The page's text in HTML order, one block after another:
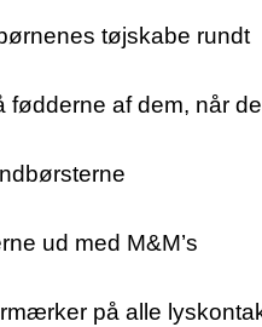
tøjskabe rundt
fødderne af dem, når
ud med M&M’s
på alle